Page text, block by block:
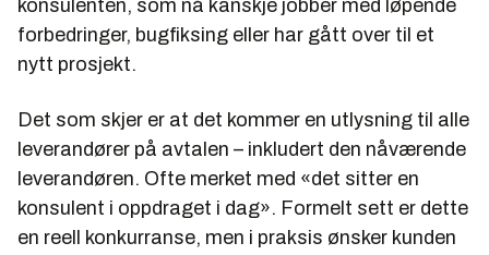
konsulenten, som nå kanskje jobber med løpende
forbedringer, bugfiksing eller har gått over til et
nytt prosjekt.
Det som skjer er at det kommer en utlysning til alle
leverandører på avtalen – inkludert den nåværende
leverandøren. Ofte merket med «det sitter en
konsulent i oppdraget i dag». Formelt sett er dette
en reell konkurranse, men i praksis ønsker kunden